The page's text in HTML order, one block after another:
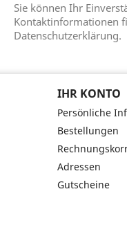
Sie können Ihr
Kontaktinformationen
Datenschutzerklärung.
IHR KONTO
Persönliche
Bestellungen
Adressen
Gutscheine